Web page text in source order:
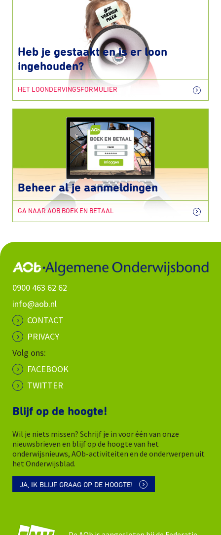
Heb je gestaakt en is er loon
ingehouden?
HET LOONDERVINGSFORMULIER
Beheer al je aanmeldingen
GA NAAR AOB BOEK EN BETAAL
0900 463 62 62
info@aob.nl
CONTACT
PRIVACY
Volg ons:
FACEBOOK
TWITTER
Blijf op de hoogte!
Wil je niets missen? Schrijf je in voor één van onze
nieuwsbrieven en blijf op de hoogte van het
onderwijsnieuws, AOb-activiteiten en de onderwerpen uit
het Onderwijsblad.
JA, IK BLIJF GRAAG OP DE HOOGTE!